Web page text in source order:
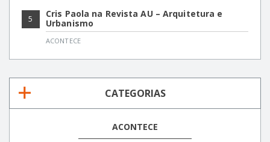
5
Cris Paola na Revista AU – Arquitetura e
Urbanismo
ACONTECE
CATEGORIAS
ACONTECE